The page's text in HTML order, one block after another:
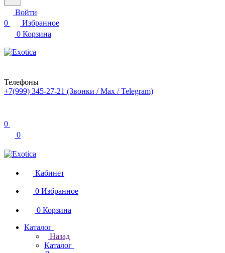
Войти
0
Избранное
0 Корзина
Телефоны
+7(999) 345-27-21 (Звонки / Max / Telegram)
0
0
Кабинет
0 Избранное
0 Корзина
Каталог
Назад
Каталог